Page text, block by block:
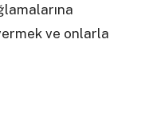
ve onlarla